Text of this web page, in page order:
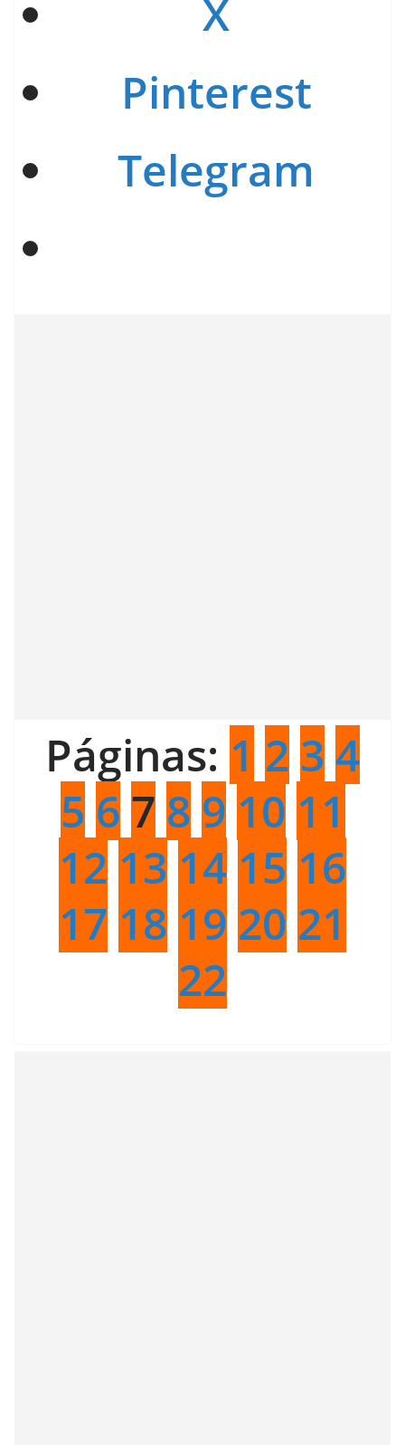
X
Pinterest
Telegram
Páginas: 1 2 3 4
5 6 7 8 9 10 11
12 13 14 15 16
17 18 19 20 21
22